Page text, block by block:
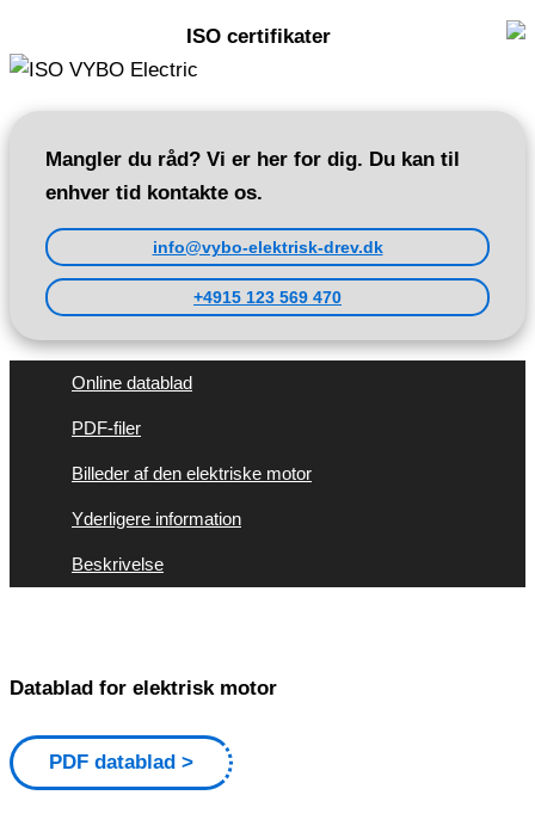
ISO certifikater
Mangler du råd? Vi er her for dig. Du kan til
enhver tid kontakte os.
info@vybo-elektrisk-drev.dk
+4915 123 569 470
Online datablad
PDF-filer
Billeder af den elektriske motor
Yderligere information
Beskrivelse
Datablad for elektrisk motor
PDF datablad